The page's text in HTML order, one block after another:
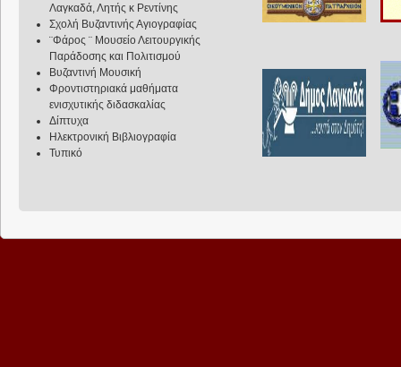
Λαγκαδά, Λητής κ Ρεντίνης
Σχολή Βυζαντινής Αγιογραφίας
¨Φάρος ¨ Μουσείο Λειτουργικής
Παράδοσης και Πολιτισμού
Βυζαντινή Μουσική
Φροντιστηριακά μαθήματα
ενισχυτικής διδασκαλίας
Δίπτυχα
Ηλεκτρονική Βιβλιογραφία
Τυπικό